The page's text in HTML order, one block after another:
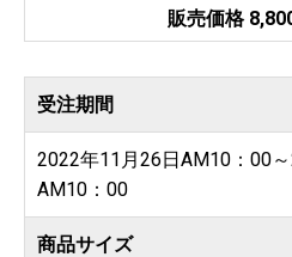
販売価格
受注期間
2022年11月26日AM10：00
AM10：00
商品サイズ